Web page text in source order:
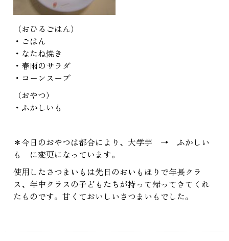
（おひるごはん）
・ごはん
・なたね焼き
・春雨のサラダ
・コーンスープ
（おやつ）
・ふかしいも
＊今日のおやつは都合により、大学芋 → ふかしい
も に変更になっています。
使用したさつまいもは先日のおいもほりで年長クラ
ス、年中クラスの子どもたちが持って帰ってきてくれ
たものです。甘くておいしいさつまいもでした。